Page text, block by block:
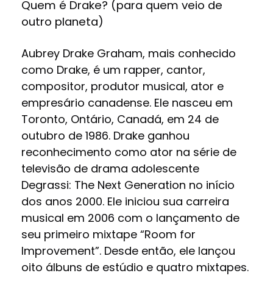
Quem é Drake? (para quem veio de
outro planeta)
Aubrey Drake Graham, mais conhecido
como Drake, é um rapper, cantor,
compositor, produtor musical, ator e
empresário canadense. Ele nasceu em
Toronto, Ontário, Canadá, em 24 de
outubro de 1986. Drake ganhou
reconhecimento como ator na série de
televisão de drama adolescente
Degrassi: The Next Generation no início
dos anos 2000. Ele iniciou sua carreira
musical em 2006 com o lançamento de
seu primeiro mixtape “Room for
Improvement”. Desde então, ele lançou
oito álbuns de estúdio e quatro mixtapes.